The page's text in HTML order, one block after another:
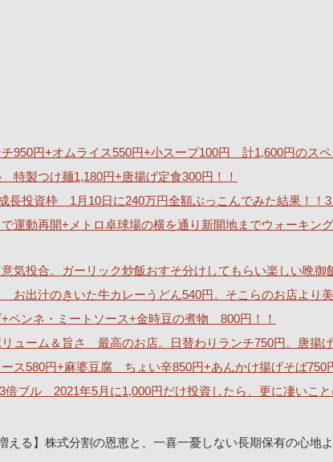
チ950円+オムライス550円+小スープ100円 計1,600円のス
製つけ麺1,180円+唐揚げ定食300円！！
長投資枠 1月10日に240万円全額ぶっこんでみた結果！！
で運動再開+メトロ卓球場の横を通り新開地までウォーキン
意気投合。ガーリック炒飯おすそ分けしてもらい楽しい晩御
お出汁のきいた牛カレーうどん540円。そこらのお店より
+ペンネ・ミートソース+金時豆の煮物 800円！！
リューム＆旨さ 最高のお店。日替わりランチ750円。唐揚
ース580円+麻婆豆腐 ちょい辛850円+あんかけ揚げそば750
倍ブル 2021年5月に1,000円だけ投資したら、更に凄いこ
える】株式分割の恩恵と、一喜一憂しない長期保有の心地